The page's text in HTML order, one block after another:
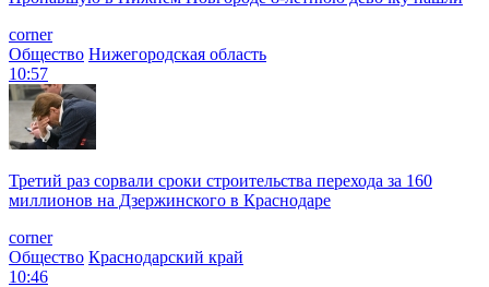
corner
Общество Нижегородская область
10:57
Третий раз сорвали сроки строительства перехода за 160
миллионов на Дзержинского в Краснодаре
corner
Общество Краснодарский край
10:46